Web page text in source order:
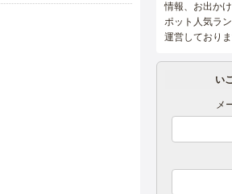
情報、お出か
ポット人気ラ
運営しておりま
い
メ